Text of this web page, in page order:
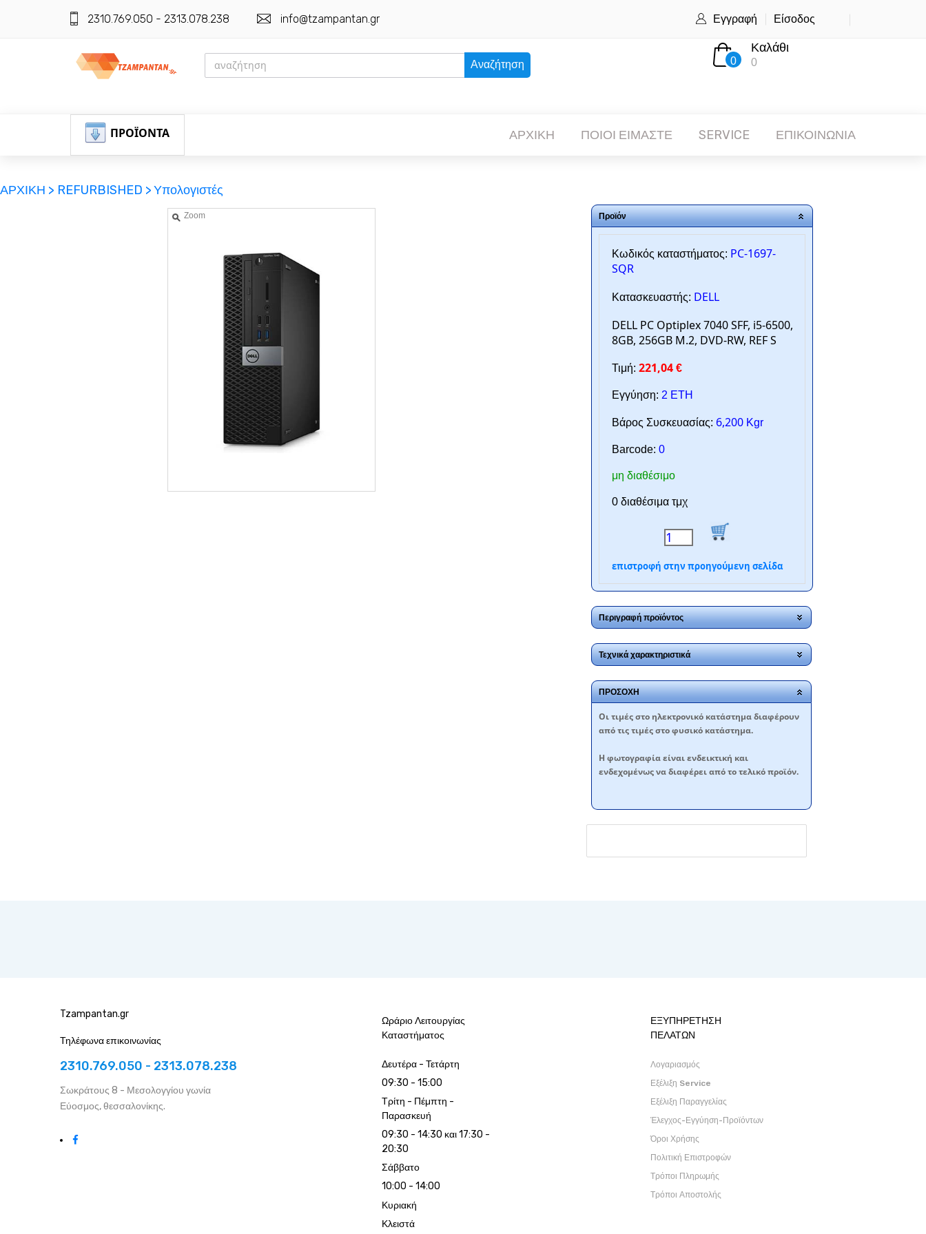
2310.769.050 - 2313.078.238 info@tzampantan.gr Εγγραφή Είσοδος
Αναζήτηση 0
Καλάθι
0
ΠΡΟΪΟΝΤΑ ΑΡΧΙΚΗ ΠΟΙΟΙ ΕΙΜΑΣΤΕ SERVICE ΕΠΙΚΟΙΝΩΝΙΑ
ΑΡΧΙΚΗ > REFURBISHED >Υπολογιστές
Zoom Προϊόν
Κωδικός καταστήματος: PC-1697-
SQR
Κατασκευαστής: DELL
DELL PC Optiplex 7040 SFF, i5-6500,
8GB, 256GB M.2, DVD-RW, REF S
Τιμή: 221,04 €
Εγγύηση: 2 ΕΤΗ
Βάρος Συσκευασίας: 6,200 Kgr
Barcode: 0
μη διαθέσιμο
0 διαθέσιμα τμχ
επιστροφή στην προηγούμενη σελίδα
Περιγραφή προϊόντος
Τεχνικά χαρακτηριστικά
ΠΡΟΣΟΧΗ
Oι τιμές στο ηλεκτρονικό κατάστημα διαφέρουν
από τις τιμές στο φυσικό κατάστημα.
Η φωτογραφία είναι ενδεικτική και
ενδεχομένως να διαφέρει από το τελικό προϊόν.
Tzampantan.gr
Τηλέφωνα επικοινωνίας
2310.769.050 - 2313.078.238
Σωκράτους 8 - Μεσολογγίου γωνία
Εύοσμος, θεσσαλονίκης.
Ωράριο Λειτουργίας
Καταστήματος
Δευτέρα - Τετάρτη
09:30 - 15:00
Τρίτη - Πέμπτη -
Παρασκευή
09:30 - 14:30 και 17:30 -
20:30
Σάββατο
10:00 - 14:00
Κυριακή
Κλειστά
ΕΞΥΠΗΡΕΤΗΣΗ
ΠΕΛΑΤΩΝ
Λογαριασμός
Εξέλιξη Service
Εξέλιξη Παραγγελίας
Έλεγχος-Εγγύηση-Προϊόντων
Όροι Χρήσης
Πολιτική Επιστροφών
Τρόποι Πληρωμής
Τρόποι Αποστολής